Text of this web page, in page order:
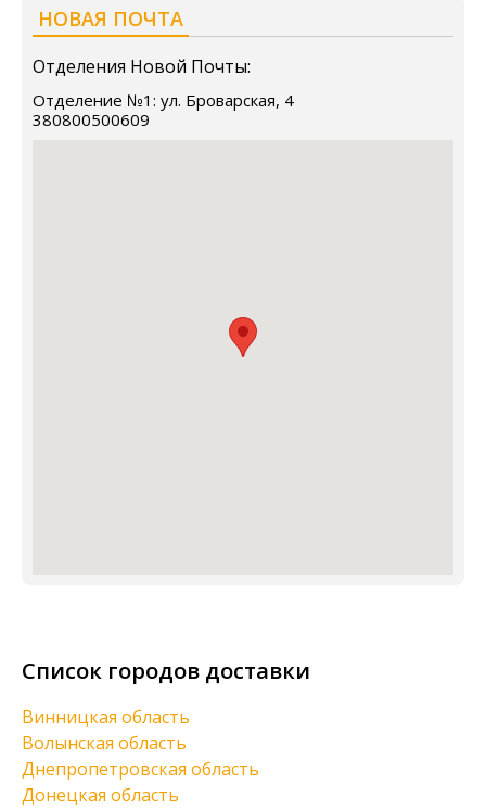
НОВАЯ ПОЧТА
Отделения Новой Почты:
Отделение №1: ул. Броварская, 4
380800500609
Список городов доставки
Винницкая область
Волынская область
Днепропетровская область
Донецкая область